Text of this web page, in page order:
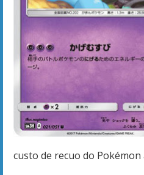
custo de recuo do Pokémon